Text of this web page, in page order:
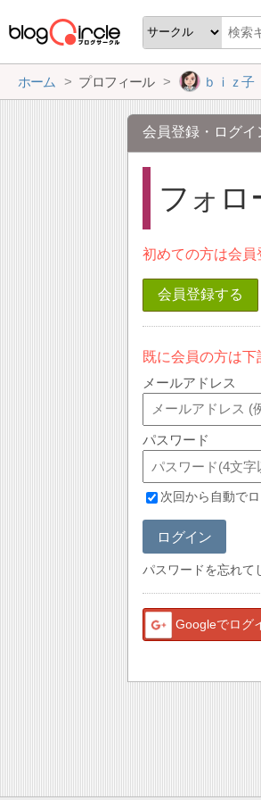
ホーム プロフィール ｂｉｚ子
会員登録・ログイ
フォロ
初めての方は会員
会員登録する
既に会員の方は下
メールアドレス
パスワード
次回から自動で
ログイン
パスワードを忘れて
Googleでログ